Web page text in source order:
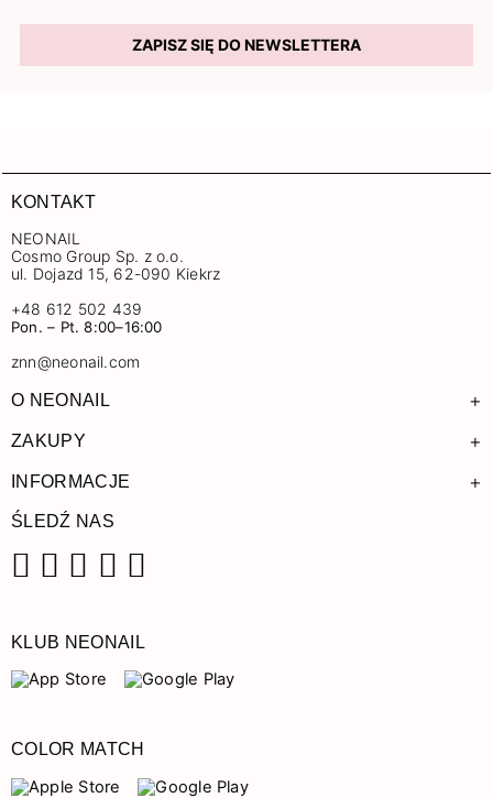
ZAPISZ SIĘ DO NEWSLETTERA
KONTAKT
NEONAIL
Cosmo Group Sp. z o.o.
ul. Dojazd 15, 62-090 Kiekrz
+48 612 502 439
Pon. – Pt. 8:00–16:00
znn@neonail.com
O NEONAIL +
ZAKUPY +
INFORMACJE +
ŚLEDŹ NAS
KLUB NEONAIL
COLOR MATCH